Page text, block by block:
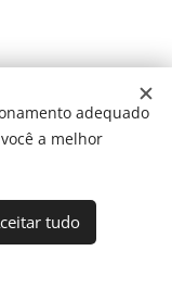
Auxiliadora do
Condessa Vicente de
020
Política de Privacidade
adequado
a melhor
tudo